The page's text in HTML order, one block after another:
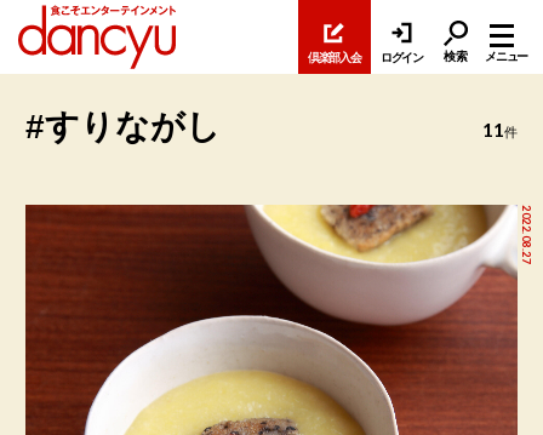
倶楽部入会 ログイン 検索 メニュー
#すりながし 11件
2022.08.27